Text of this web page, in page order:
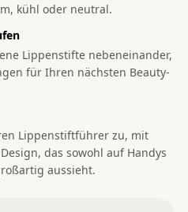
kühl oder neutral.
Lippenstifte nebeneinander,
für Ihren nächsten Beauty-
Lippenstiftführer zu, mit
das sowohl auf Handys
aussieht.